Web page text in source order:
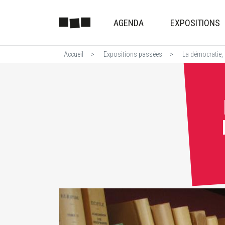
AGENDA EXPOSITIONS
Accueil Expositions passées La démocratie,